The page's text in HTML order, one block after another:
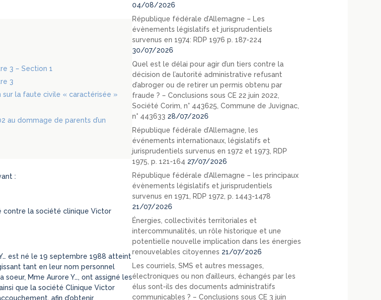
3 – Section 1
3
sur la faute civile « caractérisée »
au dommage de parents d’un
:
contre la société clinique Victor
est né le 19 septembre 1988 atteint
tant en leur nom personnel
Mme Aurore Y…, ont assigné les
que la société Clinique Victor
afin d’obtenir
04/08/2026
République fédérale d’Allemagne – Les
évènements législatifs et jurisprudentiels
survenus en 1974: RDP 1976 p. 187-224
30/07/2026
Quel est le délai pour agir d’un tiers contre la
décision de l’autorité administrative refusant
d’abroger ou de retirer un permis obtenu par
fraude ? – Conclusions sous CE 22 juin 2022,
Société Corim, n° 443625, Commune de Juvignac,
n° 443633 28/07/2026
République fédérale d’Allemagne, les
événements internationaux, législatifs et
jurisprudentiels survenus en 1972 et 1973, RDP
1975, p. 121-164 27/07/2026
République fédérale d’Allemagne – les principaux
évènements législatifs et jurisprudentiels
survenus en 1971, RDP 1972, p. 1443-1478
21/07/2026
Énergies, collectivités territoriales et
intercommunalités, un rôle historique et une
potentielle nouvelle implication dans les énergies
renouvelables citoyennes 21/07/2026
Les courriels, SMS et autres messages,
électroniques ou non d’ailleurs, échangés par les
élus sont-ils des documents administratifs
communicables ? – Conclusions sous CE 3 juin